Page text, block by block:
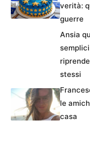
verità:
guerre
Ansia
stessi
le
casa